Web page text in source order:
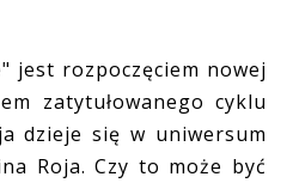
rozpoczęciem nowej
zatytułowanego cyklu
dzieje się w uniwersum
Roja. Czy to może być